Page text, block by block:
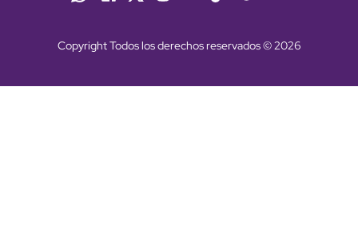
Copyright Todos los derechos reservados © 2026